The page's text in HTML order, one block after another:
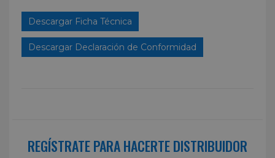
Descargar Ficha Técnica
Descargar Declaración de Conformidad
REGÍSTRATE PARA HACERTE DISTRIBUIDOR